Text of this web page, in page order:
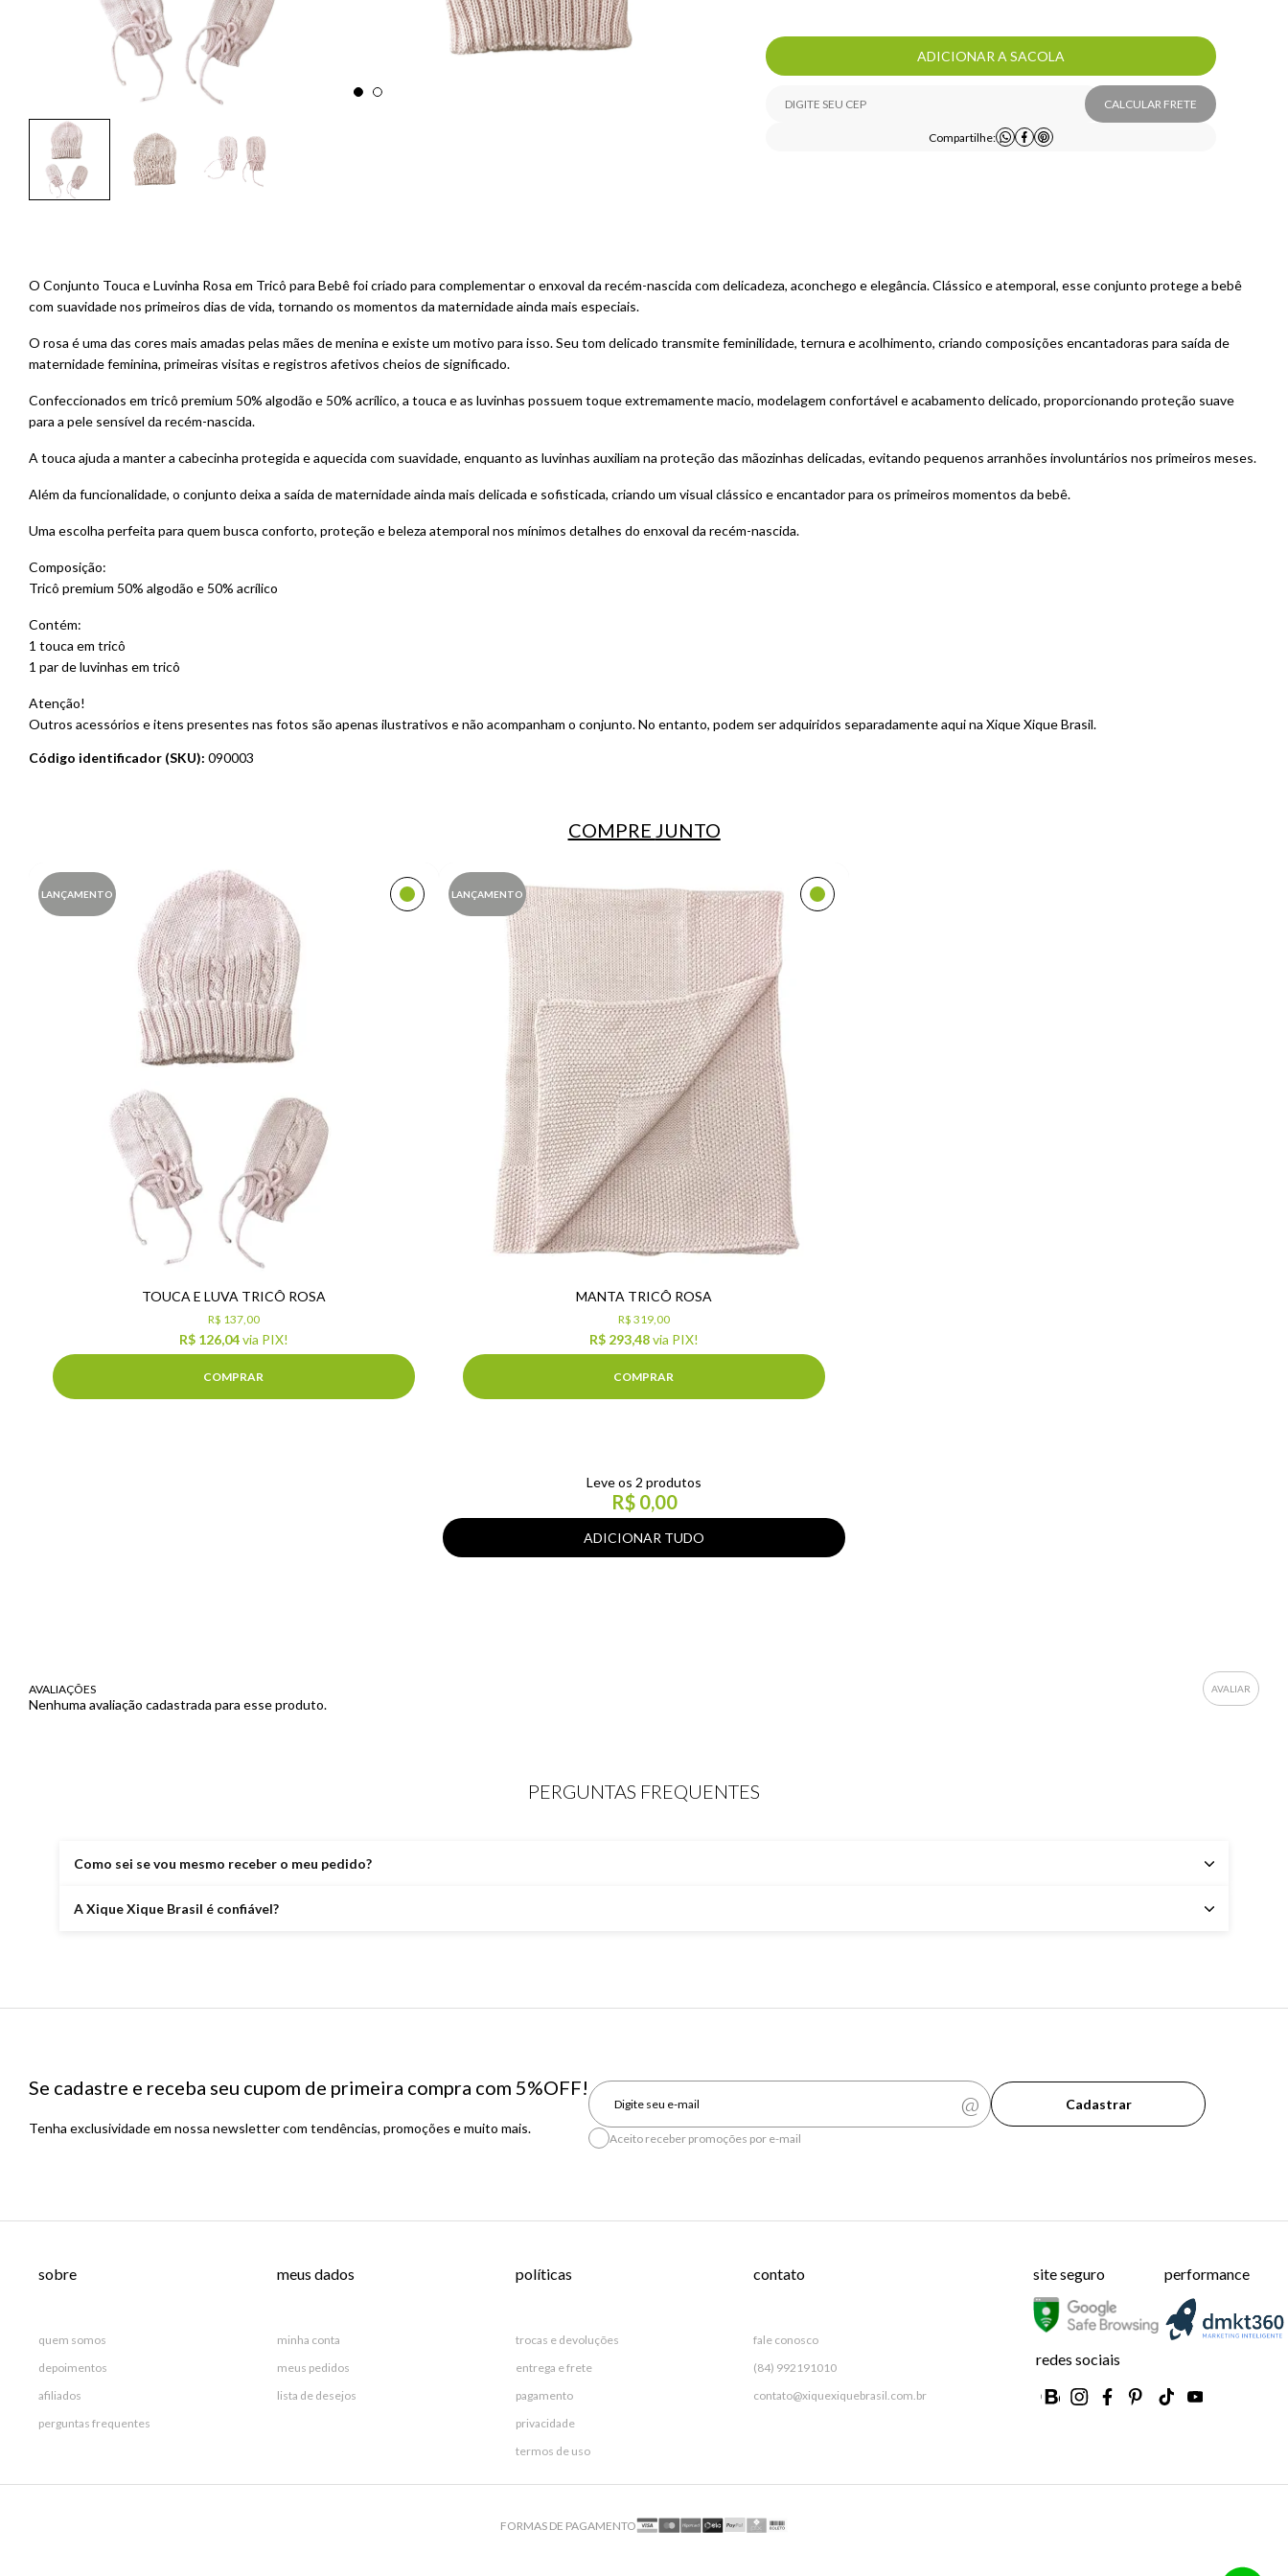
ADICIONAR A SACOLA
CALCULAR FRETE
Compartilhe:
Código identificador (SKU): 090003
O Conjunto Touca e Luvinha Rosa em Tricô para Bebê foi criado para complementar o enxoval da recém-nascida com delicadeza, aconchego e elegância. Clássico e atemporal, esse conjunto protege a bebê
com suavidade nos primeiros dias de vida, tornando os momentos da maternidade ainda mais especiais.
O rosa é uma das cores mais amadas pelas mães de menina e existe um motivo para isso. Seu tom delicado transmite feminilidade, ternura e acolhimento, criando composições encantadoras para saída de
maternidade feminina, primeiras visitas e registros afetivos cheios de significado.
Confeccionados em tricô premium 50% algodão e 50% acrílico, a touca e as luvinhas possuem toque extremamente macio, modelagem confortável e acabamento delicado, proporcionando proteção suave
para a pele sensível da recém-nascida.
A touca ajuda a manter a cabecinha protegida e aquecida com suavidade, enquanto as luvinhas auxiliam na proteção das mãozinhas delicadas, evitando pequenos arranhões involuntários nos primeiros meses.
Além da funcionalidade, o conjunto deixa a saída de maternidade ainda mais delicada e sofisticada, criando um visual clássico e encantador para os primeiros momentos da bebê.
Uma escolha perfeita para quem busca conforto, proteção e beleza atemporal nos mínimos detalhes do enxoval da recém-nascida.
Composição:
Tricô premium 50% algodão e 50% acrílico
Contém:
1 touca em tricô
1 par de luvinhas em tricô
Atenção!
Outros acessórios e itens presentes nas fotos são apenas ilustrativos e não acompanham o conjunto. No entanto, podem ser adquiridos separadamente aqui na Xique Xique Brasil.
COMPRE JUNTO
LANÇAMENTO
TOUCA E LUVA TRICÔ ROSA
R$ 126,04via PIX!
R$ 137,00
COMPRAR
LANÇAMENTO
MANTA TRICÔ ROSA
R$ 293,48via PIX!
R$ 319,00
COMPRAR
Leve os 2 produtos
R$ 0,00
AVALIAÇÕES
Nenhuma avaliação cadastrada para esse produto.
PERGUNTAS FREQUENTES
Como sei se vou mesmo receber o meu pedido?
A Xique Xique Brasil é confiável?
Se cadastre e receba seu cupom de primeira compra com 5%OFF!
Tenha exclusividade em nossa newsletter com tendências, promoções e muito mais.
Cadastrar
Aceito receber promoções por e-mail
sobre
quem somos
depoimentos
afiliados
perguntas frequentes
meus dados
minha conta
meus pedidos
lista de desejos
políticas
trocas e devoluções
entrega e frete
pagamento
privacidade
termos de uso
contato
fale conosco
(84) 992191010
contato@xiquexiquebrasil.com.br
FORMAS DE PAGAMENTO
site seguro performance
redes sociais